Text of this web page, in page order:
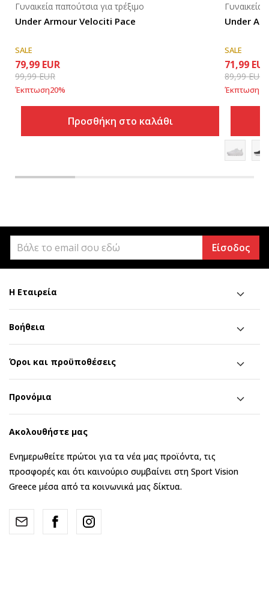
Under Armour Velociti Pace
Γυναικεία παπούτσια για τρέξιμο
SALE
79,99 EUR
99,99EUR
Έκπτωση20%
Προσθήκη στο καλάθι
Under
Γυναικεία
SALE
71,99 EUR
89,99EUR
Έκπτωση
Είσοδος
Η Εταιρεία
Βοήθεια
Όροι και προϋποθέσεις
Προνόμια
Ακολουθήστε μας
Ενημερωθείτε πρώτοι για τα νέα μας προϊόντα, τις
προσφορές και ότι καινούριο συμβαίνει στη Sport Vision
Greece μέσα από τα κοινωνικά μας δίκτυα.